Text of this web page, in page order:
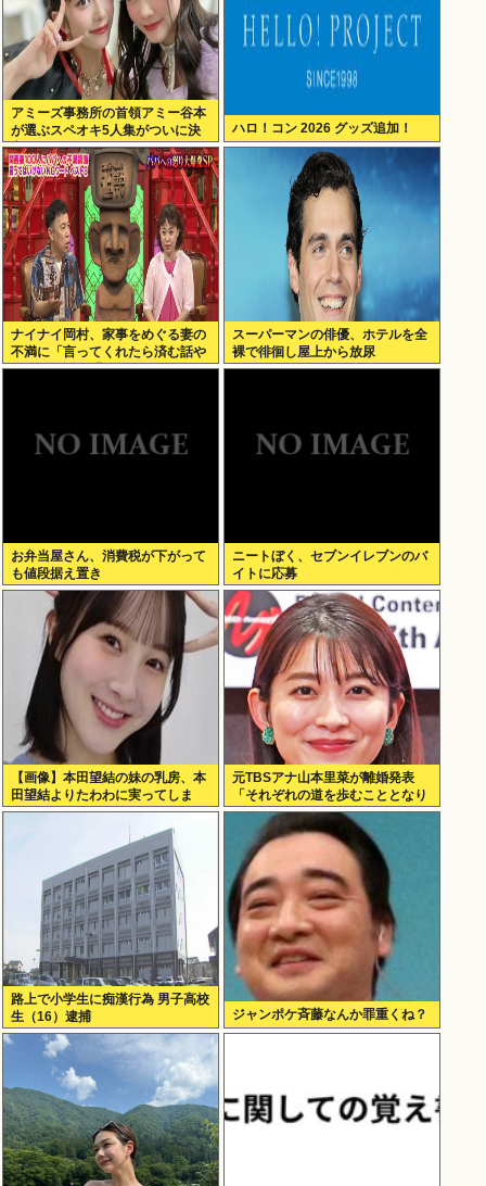
アミーズ事務所の首領アミー谷本
が選ぶスペオキ5人集がついに決
定してしまう
ハロ！コン 2026 グッズ追加！
ナイナイ岡村、家事をめぐる妻の
不満に「言ってくれたら済む話や
ん」になるみ「バイトやったらク
スーパーマンの俳優、ホテルを全
裸で徘徊し屋上から放尿
お弁当屋さん、消費税が下がって
も値段据え置き
ニートぼく、セブンイレブンのバ
イトに応募
【画像】本田望結の妹の乳房、本
田望結よりたわわに実ってしま
う！
元TBSアナ山本里菜が離婚発表
「それぞれの道を歩むこととなり
ました」
路上で小学生に痴漢行為 男子高校
生（16）逮捕
ジャンポケ斉藤なんか罪重くね？